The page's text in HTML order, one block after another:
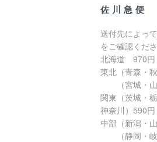
佐川急便
送付先によっ
をご確認くださ
北海道 970円
東北（青森・
（宮城・山
関東（茨城・
神奈川）590円
中部（新潟・
（静岡・岐